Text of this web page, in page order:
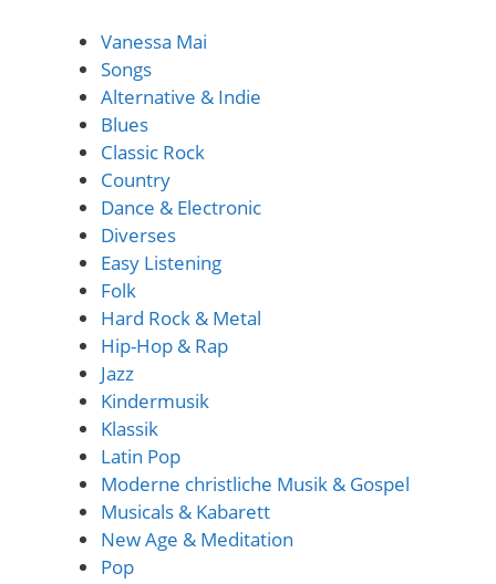
Vanessa Mai
Songs
Alternative & Indie
Blues
Classic Rock
Country
Dance & Electronic
Diverses
Easy Listening
Folk
Hard Rock & Metal
Hip-Hop & Rap
Jazz
Kindermusik
Klassik
Latin Pop
Moderne christliche Musik & Gospel
Musicals & Kabarett
New Age & Meditation
Pop